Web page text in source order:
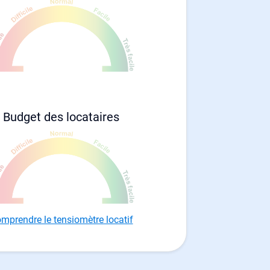
Budget des locataires
le tensiomètre locatif